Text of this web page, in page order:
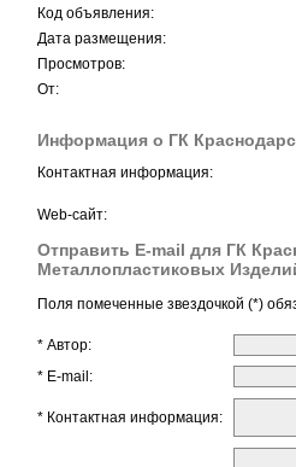
Код объявления:
Дата размещения:
Просмотров:
От:
Информация о ГК
Контактная информация:
Web-сайт:
Отправить E-mail для ГК
Металлопластиковых
Поля помеченные звездочкой (*)
* Автор:
* E-mail:
* Контактная информация: